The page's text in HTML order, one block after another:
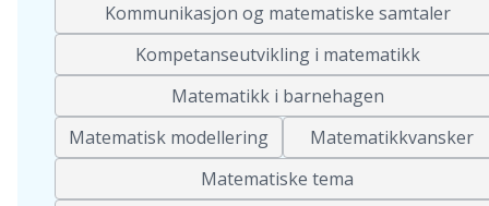
Kommunikasjon og matematiske samtaler
Kompetanseutvikling i matematikk
Matematikk i barnehagen
Matematisk modellering
Matematikkvansker
Matematiske tema